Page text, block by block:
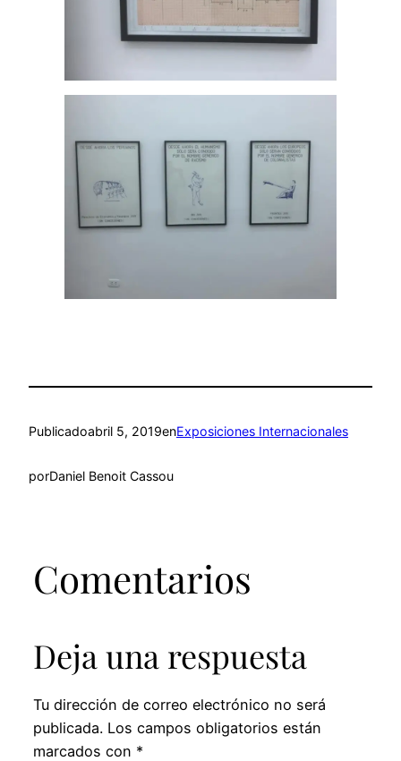
Publicadoabril 5, 2019enExposiciones Internacionales
porDaniel Benoit Cassou
Comentarios
Deja una respuesta
Tu dirección de correo electrónico no será
publicada. Los campos obligatorios están
marcados con *